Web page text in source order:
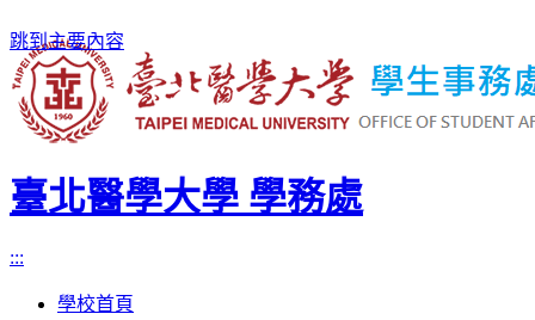
跳到主要內容
臺北醫學大學 學務處
:::
學校首頁